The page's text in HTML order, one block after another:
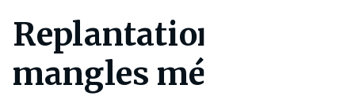
Replantation de
mangles médailles